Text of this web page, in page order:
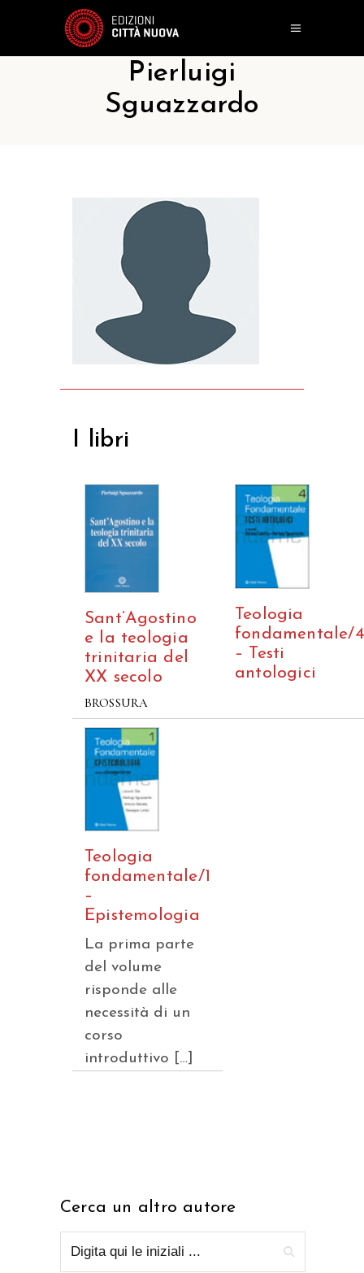
Pierluigi
Sguazzardo
I libri
Sant’Agostino
e la teologia
trinitaria del
XX secolo
BROSSURA
Teologia
fondamentale/4
– Testi
antologici
Teologia
fondamentale/1
–
Epistemologia
La prima parte
del volume
risponde alle
necessità di un
corso
introduttivo […]
Cerca un altro autore